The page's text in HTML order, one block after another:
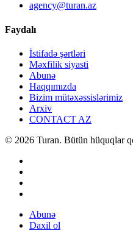
agency@turan.az
Faydalı
İstifadə şərtləri
Məxfilik siyasti
Abunə
Haqqımızda
Bizim mütəxəssislərimiz
Arxiv
CONTACT AZ
© 2026 Turan. Bütün hüquqlar
Abunə
Daxil ol